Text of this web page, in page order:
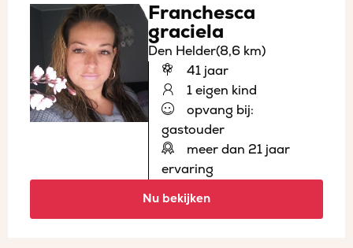
Franchesca
graciela
Den Helder(8,6 km)
41 jaar
1 eigen kind
opvang bij:
gastouder
meer dan 21 jaar
ervaring
Nu bekijken